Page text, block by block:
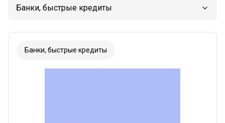
Банки, быстрые кредиты